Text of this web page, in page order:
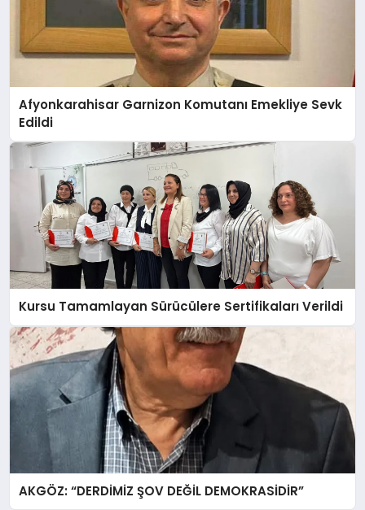
Afyonkarahisar Garnizon Komutanı Emekliye Sevk
Edildi
Kursu Tamamlayan Sürücülere Sertifikaları Verildi
AKGÖZ: “DERDİMİZ ŞOV DEĞİL DEMOKRASİDİR”